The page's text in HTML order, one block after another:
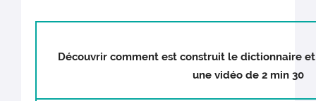
Découvrir comment est construit le dictionnaire
une vidéo de 2 min 30